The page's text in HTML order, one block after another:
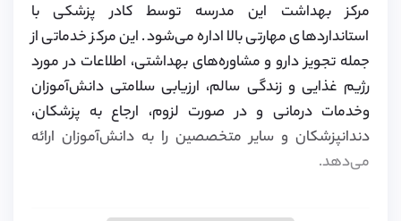
مرکز بهداشت این مدرسه توسط کادر پزشکی با
استانداردهای مهارتی بالا اداره می‌شود. این مرکز خدماتی از
جمله تجویز دارو و مشاوره‌های بهداشتی، اطلاعات در مورد
رژیم غذایی و زندگی سالم، ارزیابی سلامتی دانش‌آموزان
وخدمات درمانی و در صورت لزوم، ارجاع به پزشکان،
دندانپزشکان و سایر متخصصین را به دانش‌آموزان ارائه
می‌دهد.